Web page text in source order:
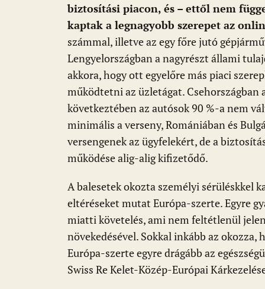
biztosítási piacon, és – ettől nem
kaptak a legnagyobb szerepet az
számmal, illetve az egy főre jutó
Lengyelországban a nagyrészt állami
akkora, hogy ott egyelőre más piaci
működtetni az üzletágat. Csehországban
következtében az autósok 90 %-a nem
minimális a verseny, Romániában és
versengenek az ügyfelekért, de a
működése alig-alig kifizetődő.
A balesetek okozta személyi sérüléskkel
eltéréseket mutat Európa-szerte. Egyre
miatti követelés, ami nem feltétlenül
növekedésével. Sokkal inkább az
Európa-szerte egyre drágább az
Swiss Re Kelet-Közép-Európai